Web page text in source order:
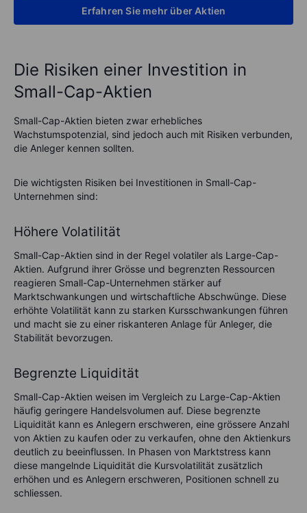
Erfahren Sie mehr über Aktien
Die Risiken einer Investition in
Small-Cap-Aktien
Small-Cap-Aktien bieten zwar erhebliches
Wachstumspotenzial, sind jedoch auch mit Risiken verbunden,
die Anleger kennen sollten.
Die wichtigsten Risiken bei Investitionen in Small-Cap-
Unternehmen sind:
Höhere Volatilität
Small-Cap-Aktien sind in der Regel volatiler als Large-Cap-
Aktien. Aufgrund ihrer Grösse und begrenzten Ressourcen
reagieren Small-Cap-Unternehmen stärker auf
Marktschwankungen und wirtschaftliche Abschwünge. Diese
erhöhte Volatilität kann zu starken Kursschwankungen führen
und macht sie zu einer riskanteren Anlage für Anleger, die
Stabilität bevorzugen.
Begrenzte Liquidität
Small-Cap-Aktien weisen im Vergleich zu Large-Cap-Aktien
häufig geringere Handelsvolumen auf. Diese begrenzte
Liquidität kann es Anlegern erschweren, eine grössere Anzahl
von Aktien zu kaufen oder zu verkaufen, ohne den Aktienkurs
deutlich zu beeinflussen. In Phasen von Marktstress kann
diese mangelnde Liquidität die Kursvolatilität zusätzlich
erhöhen und es Anlegern erschweren, Positionen schnell zu
schliessen.